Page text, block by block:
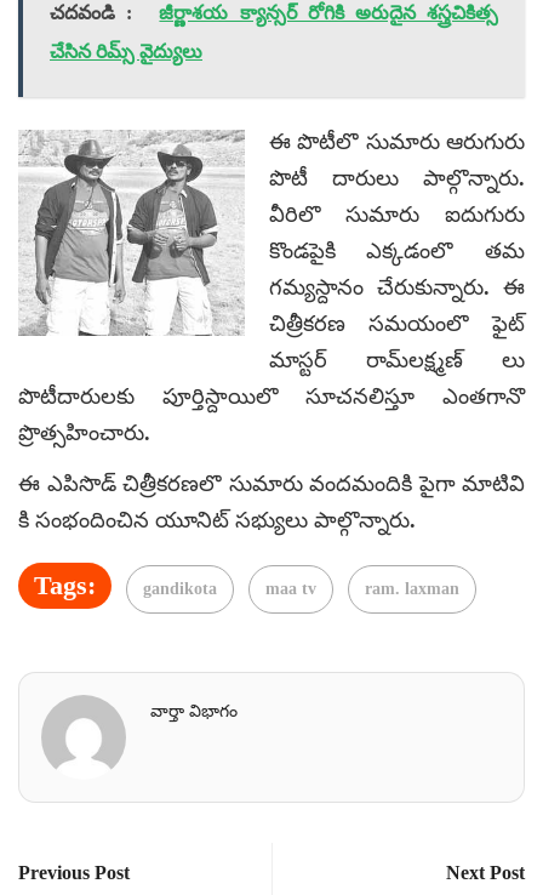
చదవండి :
జీర్ణాశయ క్యాన్సర్‌ రోగికి అరుదైన శస్త్రచికిత్స
చేసిన రిమ్స్ వైద్యులు
ఈ పొటీలొ సుమారు ఆరుగురు
పొటీ దారులు పాల్గొన్నారు.
వీరిలొ సుమారు ఐదుగురు
కొండపైకి ఎక్కడంలొ తమ
గమ్యస్దానం చేరుకున్నారు. ఈ
చిత్రీకరణ సమయంలొ ఫైట్‌
మాస్టర్‌ రామ్‌లక్ష్మణ్‌ లు
పొటీదారులకు పూర్తిస్దాయిలొ సూచనలిస్తూ ఎంతగానొ
ప్రొత్సహించారు.
ఈ ఎపిసొడ్‌ చిత్రీకరణలొ సుమారు వందమందికి పైగా మాటివి
కి సంభందించిన యూనిట్‌ సభ్యులు పాల్గొన్నారు.
Tags: gandikota maa tv ram. laxman
వార్తా విభాగం
Previous Post Next Post